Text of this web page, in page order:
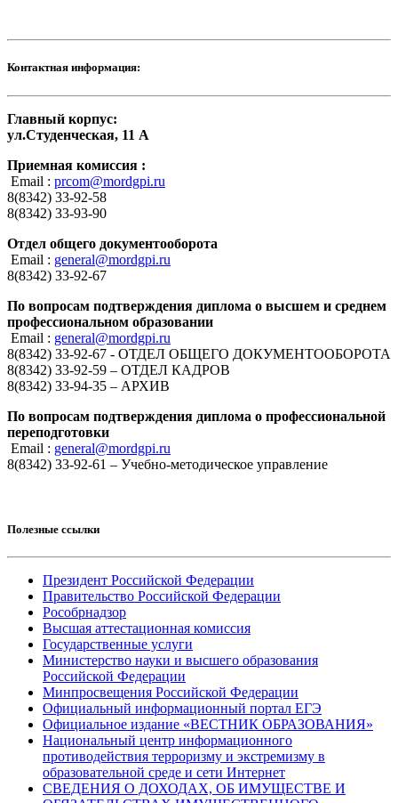
Контактная информация:
Главный корпус:
ул.Студенческая, 11 А
Приемная комиссия :
Email : prcom@mordgpi.ru
8(8342) 33-92-58
8(8342) 33-93-90
Отдел общего документооборота
Email : general@mordgpi.ru
8(8342) 33-92-67
По вопросам подтверждения диплома о высшем и среднем
профессиональном образовании
Email : general@mordgpi.ru
8(8342) 33-92-67 - ОТДЕЛ ОБЩЕГО ДОКУМЕНТООБОРОТА
8(8342) 33-92-59 – ОТДЕЛ КАДРОВ
8(8342) 33-94-35 – АРХИВ
По вопросам подтверждения диплома о профессиональной
переподготовки
Email : general@mordgpi.ru
8(8342) 33-92-61 – Учебно-методическое управление
Полезные ссылки
Президент Российской Федерации
Правительство Российской Федерации
Рособрнадзор
Высшая аттестационная комиссия
Государственные услуги
Министерство науки и высшего образования
Российской Федерации
Минпросвещения Российской Федерации
Официальный информационный портал ЕГЭ
Официальное издание «ВЕСТНИК ОБРАЗОВАНИЯ»
Национальный центр информационного
противодействия терроризму и экстремизму в
образовательной среде и сети Интернет
СВЕДЕНИЯ О ДОХОДАХ, ОБ ИМУЩЕСТВЕ И